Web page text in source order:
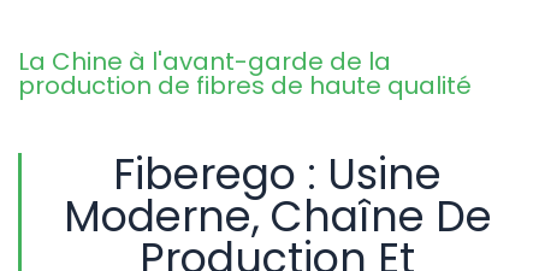
La Chine à l'avant-garde de la
production de fibres de haute qualité
Fiberego : Usine
Moderne, Chaîne De
Production Et